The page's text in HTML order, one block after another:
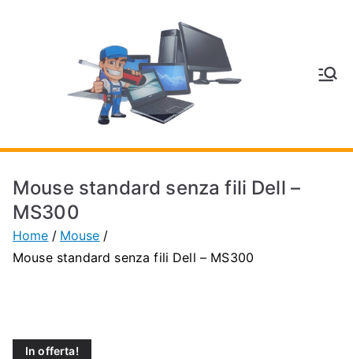
V
Inform
Telefo
Vignol
Mouse standard senza fili Dell –
MS300
Home
Mouse
Mouse standard senza fili Dell – MS300
In offerta!